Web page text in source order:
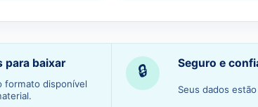
para baixar
formato disponível
🔒 Seguro e
Seus dados